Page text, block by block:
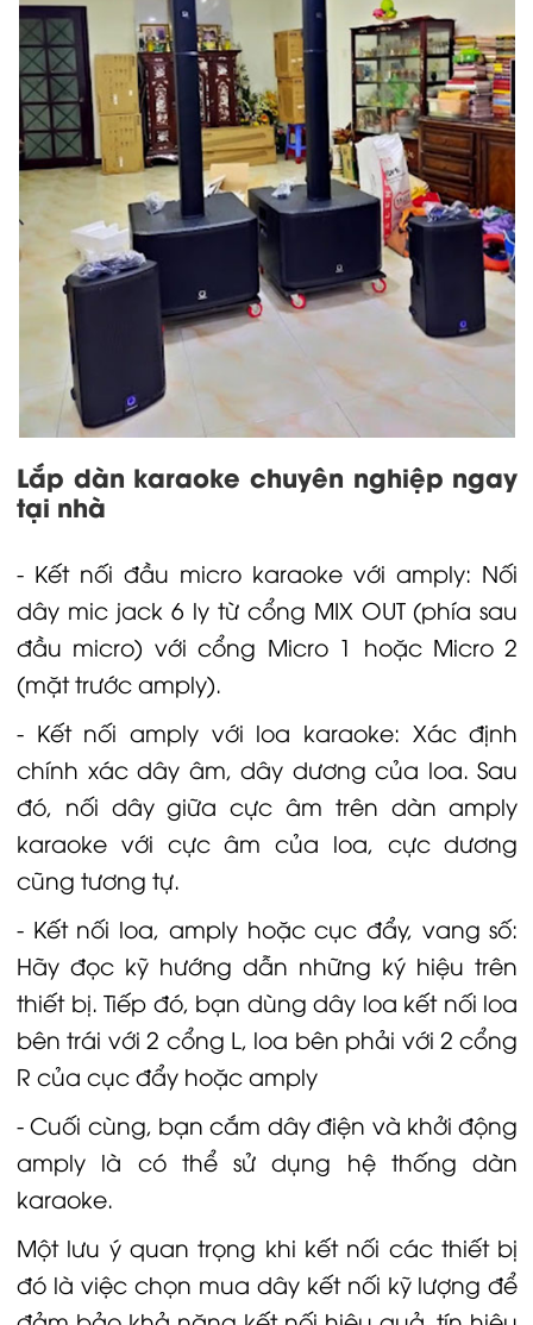
Lắp dàn karaoke chuyên nghiệp ngay
tại nhà
- Kết nối đầu micro karaoke với amply: Nối
dây mic jack 6 ly từ cổng MIX OUT (phía sau
đầu micro) với cổng Micro 1 hoặc Micro 2
(mặt trước amply).
- Kết nối amply với loa karaoke: Xác định
chính xác dây âm, dây dương của loa. Sau
đó, nối dây giữa cực âm trên dàn amply
karaokevới cực âm của loa, cực dương
cũng tương tự.
- Kết nối loa, amply hoặc cục đẩy, vang số:
Hãy đọc kỹ hướng dẫn những ký hiệu trên
thiết bị. Tiếp đó, bạn dùng dây loa kết nối loa
bên trái với 2 cổng L, loa bên phải với 2 cổng
R của cục đẩy hoặc amply
- Cuối cùng, bạn cắm dây điện và khởi động
amply là có thể sử dụng hệ thống dàn
karaoke.
Một lưu ý quan trọng khi kết nối các thiết bị
đó là việc chọn mua dây kết nối kỹ lượng để